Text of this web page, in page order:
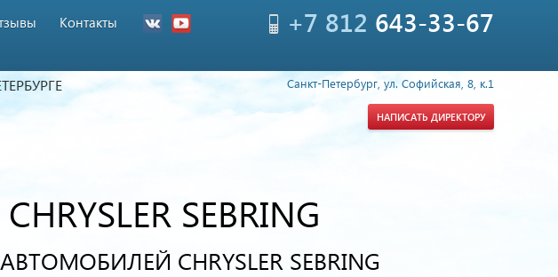
Контакты +7 812 643-33-67
Санкт-Петербург, ул. Софийская, 8, к.1
НАПИСАТЬ ДИРЕКТОРУ
SEBRING
CHRYSLER SEBRING